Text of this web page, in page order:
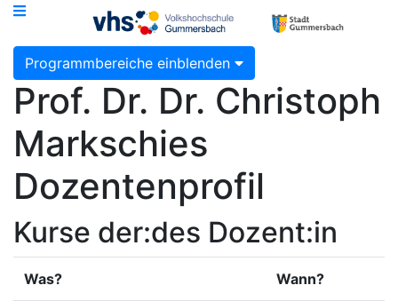
Programmbereiche einblenden
Prof. Dr. Dr. Christoph
Markschies
Dozentenprofil
Kurse der:des Dozent:in
Was? Wann?